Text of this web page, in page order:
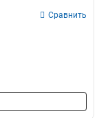
Сравнить